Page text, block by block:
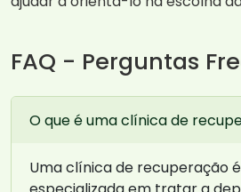
FAQ - Perguntas
O que é uma clínica de
Uma clínica de recuperação